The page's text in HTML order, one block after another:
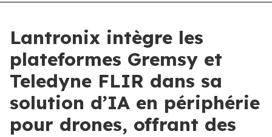
Lantronix intègre les
plateformes Gremsy et
Teledyne FLIR dans sa
solution d’IA en périphérie
pour drones, offrant des